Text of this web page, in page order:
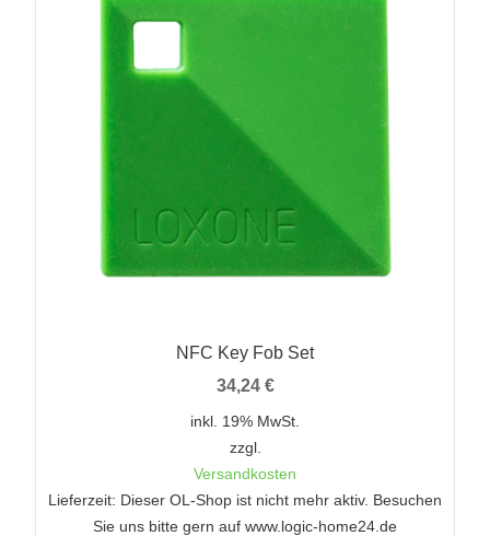
NFC Key Fob Set
34,24 €
inkl. 19% MwSt.
zzgl.
Versandkosten
Lieferzeit: Dieser OL-Shop ist nicht mehr aktiv. Besuchen
Sie uns bitte gern auf www.logic-home24.de